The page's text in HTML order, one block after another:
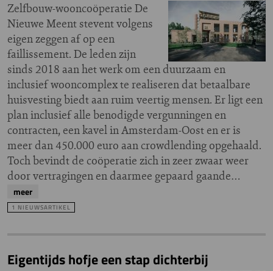
Zelfbouw-wooncoöperatie De
Nieuwe Meent stevent volgens
eigen zeggen af op een
faillissement. De leden zijn
sinds 2018 aan het werk om een duurzaam en
inclusief wooncomplex te realiseren dat betaalbare
huisvesting biedt aan ruim veertig mensen. Er ligt een
plan inclusief alle benodigde vergunningen en
contracten, een kavel in Amsterdam-Oost en er is
meer dan 450.000 euro aan crowdlending opgehaald.
Toch bevindt de coöperatie zich in zeer zwaar weer
door vertragingen en daarmee gepaard gaande…
meer
1 NIEUWSARTIKEL
Eigentijds hofje een stap dichterbij